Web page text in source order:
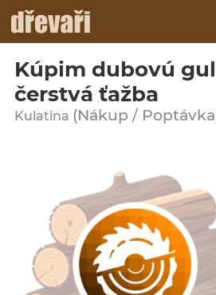
Kúpim dubovú
čerstvá ťažba
Kulatina (Nákup /